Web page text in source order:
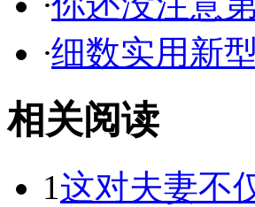
·细数实用新
相关阅读
1这对夫妻不